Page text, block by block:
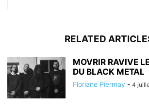
RELATED
MOVRIR RAVIVE
DU BLACK METAL
Floriane Piermay - 4